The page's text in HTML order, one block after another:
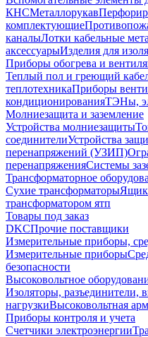
КНСМеталлорукав
комплектующие
каналыЛотки кабельные
аксессуарыИзделия для
Приборы обогрева и
Теплый пол и греющий
теплотехникаПриборы
кондиционированияТЭНы,
Молниезащита и заземление
Устройства молниезащиты
соединителиУстройства
перенапряжений (УЗИП)
перенапряженияСистемы
Трансформаторное
Сухие трансформаторы
трансформатором ятп
Товары под заказ
DKCПрочие поставщики
Измерительные приборы,
Измерительные приборы
безопасности
Высоковольтное
Изоляторы, разъединители,
нагрузкиВысоковольтная
Приборы контроля и учета
Счетчики электроэнергии